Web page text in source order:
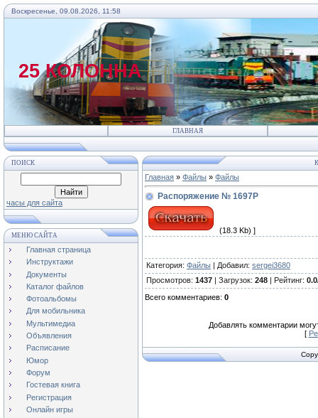
Воскресенье, 09.08.2026, 11:58
25 КОЛОННА
ГЛАВНАЯ
ПОИСК
часы для сайта
МЕНЮ САЙТА
Главная страница
Инструктажи
Документы
Каталог файлов
Фотоальбомы
Для мобильника
Мультимедиа
Объявления
Расписание
Юмор
Форум
Гостевая книга
Регистрация
Онлайн игры
Главная » Файлы » Файлы
Распоряжение № 1697Р
(18.3 Kb) ]
Категория: Файлы | Добавил: sergei3680
Просмотров: 1437 | Загрузок: 248 | Рейтинг: 0.0
Всего комментариев: 0
Добавлять комментарии
[